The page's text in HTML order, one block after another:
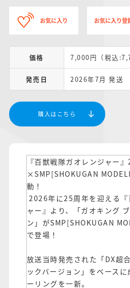
お気に入り お気に入り登
価格 7,000円（税込
発売日 2026年7月 発送
購入はこちら
『百獣戦隊ガオレンジャー
×SMP[SHOKUGAN
動！
2026年に25周年を迎える『
ャー』より、「ガオキング
ン」がSMP[SHOKUGAN
で登場！
放送当時発売された「DX超
ックバージョン」をベース
ーリングを一新。